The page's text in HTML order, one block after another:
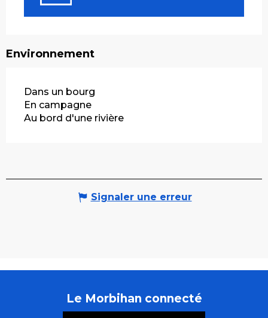
Environnement
Dans un bourg
En campagne
Au bord d'une rivière
Signaler une erreur
Le Morbihan connecté